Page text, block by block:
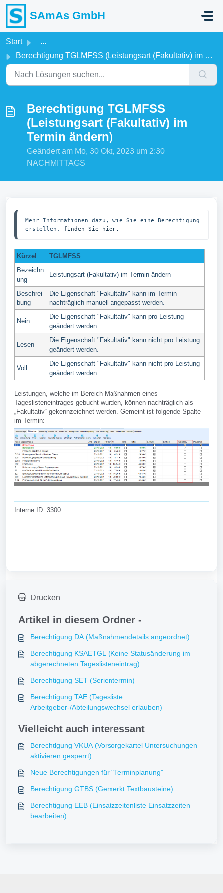
Zum hauptsächlichen Inhalt gehen
SAmAs GmbH
Start
...
Berechtigung TGLMFSS (Leistungsart (Fakultativ) im Termin...
Berechtigung TGLMFSS
(Leistungsart (Fakultativ) im
Termin ändern)
Geändert am Mo, 30 Okt, 2023 um 2:30
NACHMITTAGS
Mehr Informationen dazu, wie Sie eine Berechtigung
erstellen, finden Sie hier.
Kürzel
TGLMFSS
Bezeichn
ung
Leistungsart (Fakultativ) im Termin ändern
Beschrei
bung
Die Eigenschaft "Fakultativ" kann im Termin
nachträglich manuell angepasst werden.
Nein
Die Eigenschaft "Fakultativ" kann pro Leistung
geändert werden.
Lesen
Die Eigenschaft "Fakultativ" kann nicht pro Leistung
geändert werden.
Voll
Die Eigenschaft "Fakultativ" kann nicht pro Leistung
geändert werden.
Leistungen, welche im Bereich Maßnahmen eines
Tageslisteneintrages gebucht wurden, können nachträglich als
„Fakultativ“ gekennzeichnet werden. Gemeint ist folgende Spalte
im Termin:
Interne ID: 3300
Drucken
Artikel in diesem Ordner -
Berechtigung DA (Maßnahmendetails angeordnet)
Berechtigung KSAETGL (Keine Statusänderung im
abgerechneten Tageslisteneintrag)
Berechtigung SET (Serientermin)
Berechtigung TAE (Tagesliste
Arbeitgeber-/Abteilungswechsel erlauben)
Vielleicht auch interessant
Berechtigung VKUA (Vorsorgekartei Untersuchungen
aktivieren gesperrt)
Neue Berechtigungen für "Terminplanung"
Berechtigung GTBS (Gemerkt Textbausteine)
Berechtigung EEB (Einsatzzeitenliste Einsatzzeiten
bearbeiten)